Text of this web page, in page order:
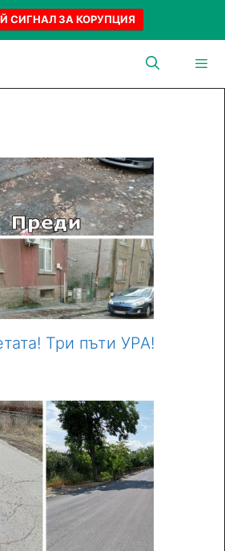
СИГНАЛ ЗА КОРУПЦИЯ
Три пъти УРА!